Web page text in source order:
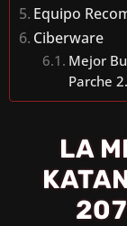
Equipo
Ciberware
Mejor
Parche
LA